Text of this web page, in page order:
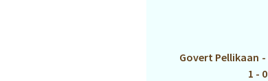
Govert Pellikaan -
1 - 0